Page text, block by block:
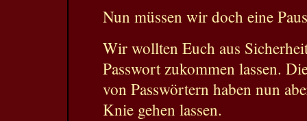
Nun müssen wir doch eine
Wir wollten Euch aus
Passwort zukommen lassen.
von Passwörtern haben nun
Knie gehen lassen.